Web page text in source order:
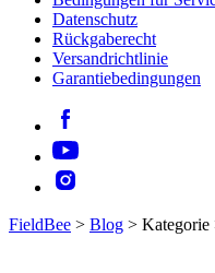
Datenschutz
Rückgaberecht
Versandrichtlinie
Garantiebedingungen
FieldBee > Blog > Kategorie